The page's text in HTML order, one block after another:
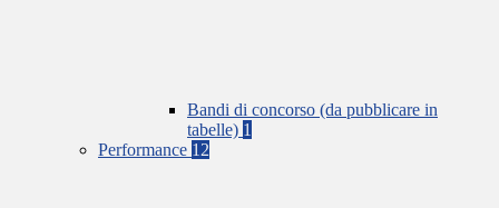
Bandi di concorso (da pubblicare in
tabelle) 1
Performance 12